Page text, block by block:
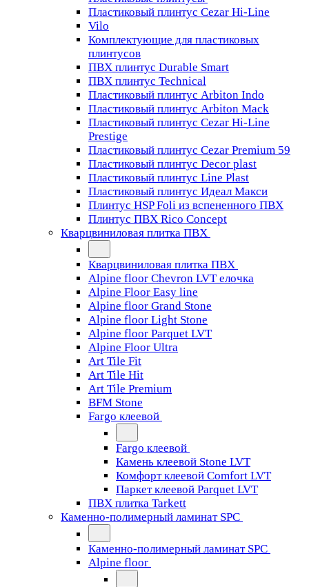
Пластиковый плинтус Cezar Hi-Line
Vilo
Комплектующие для пластиковых
плинтусов
ПВХ плинтус Durable Smart
ПВХ плинтус Technical
Пластиковый плинтус Arbiton Indo
Пластиковый плинтус Arbiton Mack
Пластиковый плинтус Cezar Hi-Line
Prestige
Пластиковый плинтус Cezar Premium 59
Пластиковый плинтус Decor plast
Пластиковый плинтус Line Plast
Пластиковый плинтус Идеал Макси
Плинтус HSP Foli из вспененного ПВХ
Плинтус ПВХ Rico Concept
Кварцвиниловая плитка ПВХ
Кварцвиниловая плитка ПВХ
Alpine floor Chevron LVT елочка
Alpine Floor Easy line
Alpine floor Grand Stone
Alpine floor Light Stone
Alpine floor Parquet LVT
Alpine Floor Ultra
Art Tile Fit
Art Tile Hit
Art Tile Premium
BFM Stone
Fargo клеевой
Fargo клеевой
Камень клеевой Stone LVT
Комфорт клеевой Comfort LVT
Паркет клеевой Parquet LVT
ПВХ плитка Tarkett
Каменно-полимерный ламинат SPC
Каменно-полимерный ламинат SPC
Alpine floor